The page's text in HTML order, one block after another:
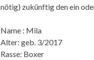
nötig) zukünftig den ein
Name : Mila
Alter: geb. 3/2017
Rasse: Boxer